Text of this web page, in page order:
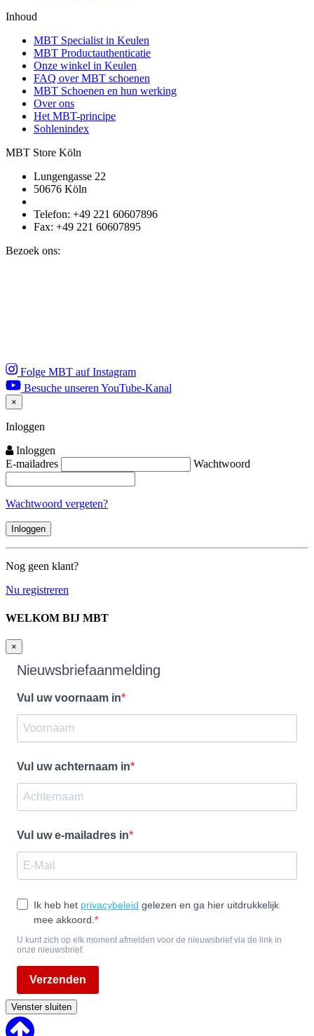
Inhoud
MBT Specialist in Keulen
MBT Productauthenticatie
Onze winkel in Keulen
FAQ over MBT schoenen
MBT Schoenen en hun werking
Over ons
Het MBT-principe
Sohlenindex
MBT Store Köln
Lungengasse 22
50676 Köln
Telefon: +49 221 60607896
Fax: +49 221 60607895
Bezoek ons:
Folge MBT auf Instagram
Besuche unseren YouTube-Kanal
×
Close
Inloggen
Inloggen
E-mailadres
Wachtwoord
Wachtwoord vergeten?
Nog geen klant?
Nu registreren
WELKOM BIJ MBT
×
Nieuwsbriefaanmelding
Vul uw voornaam in
Vul uw achternaam in
Vul uw e-mailadres in
Ik heb het privacybeleid gelezen en ga hier uitdrukkelijk
mee akkoord.
U kunt zich op elk moment afmelden voor de nieuwsbrief via de link in
onze nieuwsbrief.
Verzenden
Venster sluiten
to